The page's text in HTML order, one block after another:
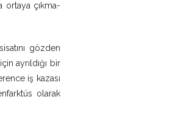
ortaya çıkma-
gözden
ayrıldığı bir
iş kazası
olarak